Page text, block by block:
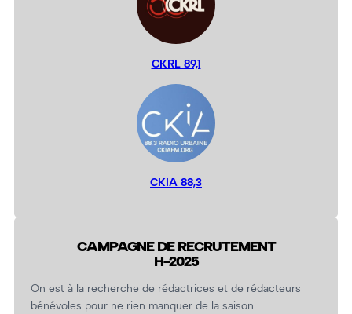
CKRL 89,1
CKIA 88,3
CAMPAGNE DE RECRUTEMENT
H-2025
On est à la recherche de rédactrices et de rédacteurs
bénévoles pour ne rien manquer de la saison